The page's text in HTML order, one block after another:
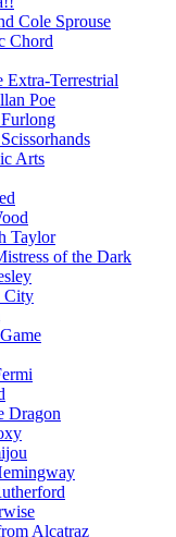
Cole Sprouse
Chord
Extra-Terrestrial
Poe
Arts
Taylor
of the Dark
City
Dragon
Alcatraz